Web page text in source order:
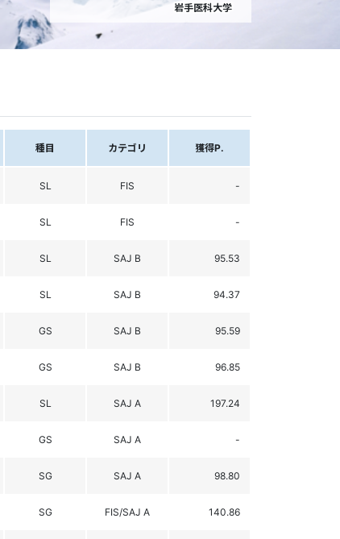
岩手医科大学
種目 カテゴリ 獲得P.
SL FIS -
SL FIS -
SL SAJ B 95.53
SL SAJ B 94.37
GS SAJ B 95.59
GS SAJ B 96.85
SL SAJ A 197.24
GS SAJ A -
SG SAJ A 98.80
SG FIS/SAJ A 140.86